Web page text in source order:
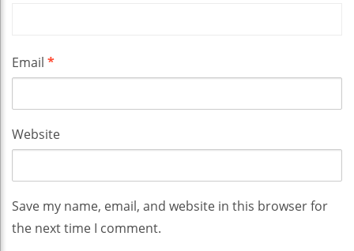
Email *
Website
Save my name, email, and website in this browser for
the next time I comment.